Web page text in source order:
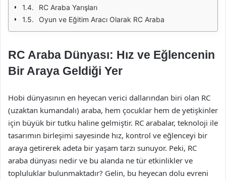
RC Araba Yarışları
Oyun ve Eğitim Aracı Olarak RC Araba
RC Araba Dünyası: Hız ve Eğlencenin
Bir Araya Geldiği Yer
Hobi dünyasının en heyecan verici dallarından biri olan RC
(uzaktan kumandalı) araba, hem çocuklar hem de yetişkinler
için büyük bir tutku haline gelmiştir. RC arabalar, teknoloji ile
tasarımın birleşimi sayesinde hız, kontrol ve eğlenceyi bir
araya getirerek adeta bir yaşam tarzı sunuyor. Peki, RC
araba dünyası nedir ve bu alanda ne tür etkinlikler ve
topluluklar bulunmaktadır? Gelin, bu heyecan dolu evreni